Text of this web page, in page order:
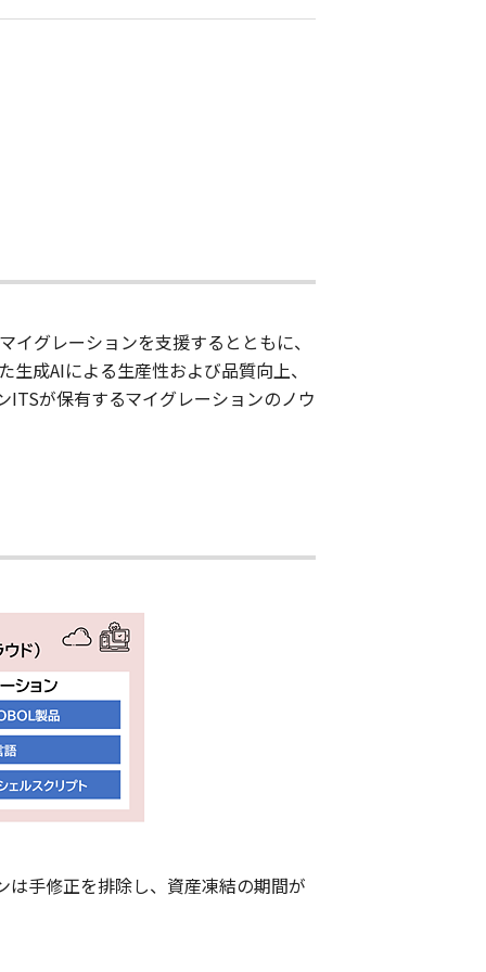
グレーションを支援するとともに、
成AIによる生産性および品質向上、
が保有するマイグレーションのノウ
は手修正を排除し、資産凍結の期間が